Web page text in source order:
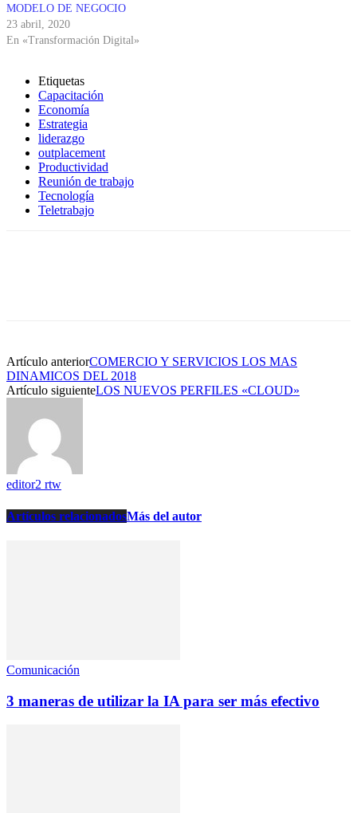
MODELO DE NEGOCIO
23 abril, 2020
En «Transformación Digital»
Etiquetas
Capacitación
Economía
Estrategia
liderazgo
outplacement
Productividad
Reunión de trabajo
Tecnología
Teletrabajo
Artículo anteriorCOMERCIO Y SERVICIOS LOS MAS
DINAMICOS DEL 2018
Artículo siguienteLOS NUEVOS PERFILES «CLOUD»
editor2 rtw
Artículos relacionadosMás del autor
Comunicación
3 maneras de utilizar la IA para ser más efectivo